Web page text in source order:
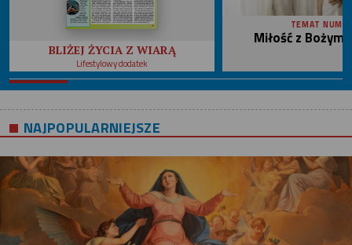
BLIŻEJ ŻYCIA Z WIARĄ
Lifestylowy dodatek
TEMAT
Miłość z
NAJPOPULARNIEJSZE